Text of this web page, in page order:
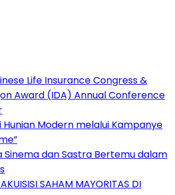
Life Insurance Congress &
Award (IDA) Annual Conference
Hunian Modern melalui Kampanye
Sinema dan Sastra Bertemu dalam
SAHAM MAYORITAS DI